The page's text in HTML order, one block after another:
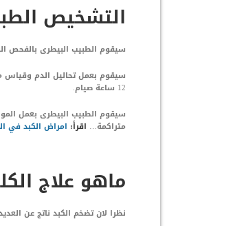
التشخيص
سيقوم الطبيب البيطرى بالفحص
سيقوم بعمل تحاليل الدم وقياس
12 ساعة صيام.
سيقوم الطبيب البيطرى بعمل
متراكمة… اقرأ: امراض الكبد في
ماهو علاج
نظرا لان تضخم الكبد ناتج عن